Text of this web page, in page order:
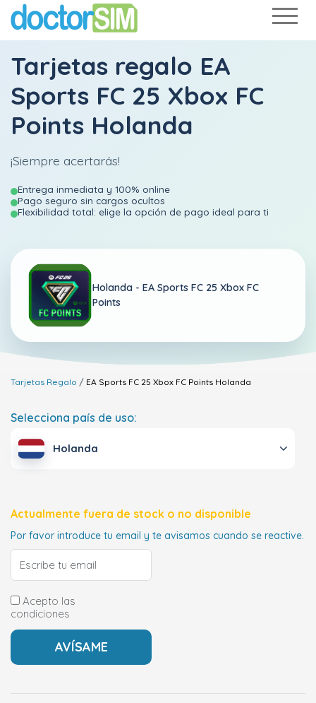
Tarjetas regalo EA
Sports FC 25 Xbox FC
Points Holanda
¡Siempre acertarás!
Entrega inmediata y 100% online
Pago seguro sin cargos ocultos
Flexibilidad total: elige la opción de pago ideal para ti
Holanda - EA Sports FC 25 Xbox FC
Points
Tarjetas Regalo EA Sports FC 25 Xbox FC Points Holanda
Selecciona país de uso:
Holanda
Actualmente fuera de stock o no disponible
Por favor introduce tu email y te avisamos cuando se reactive.
Acepto las
condiciones